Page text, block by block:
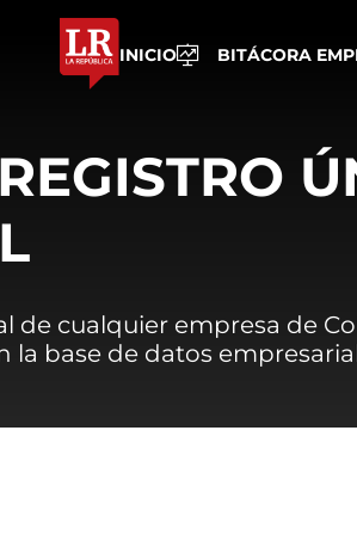
INICIO BITÁCORA
de cualquier empresa de
la base de datos